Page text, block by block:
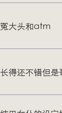
冤大头和atm
长得还不错但